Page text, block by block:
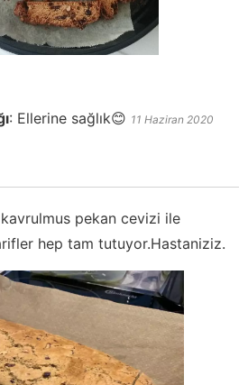
: Ellerine sağlık😊 11 Haziran 2020
pekan cevizi ile
hep tam tutuyor.Hastaniziz.